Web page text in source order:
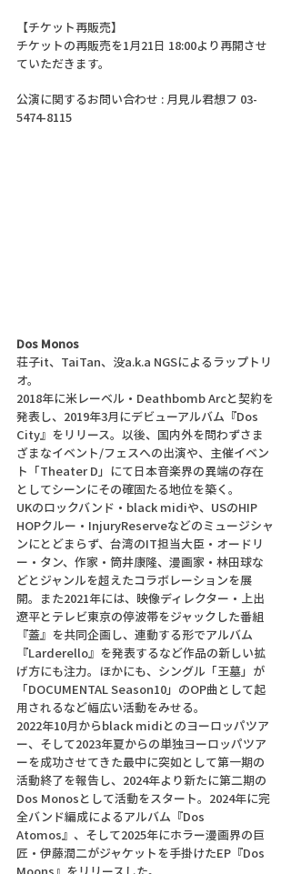
【チケット再販売】
チケットの再販売を1月21日 18:00より再開させ
ていただきます。
公演に関するお問い合わせ : 月見ル君想フ 03-
5474-8115
Dos Monos
荘子it、TaiTan、没a.k.a NGSによるラップトリ
オ。
2018年に米レーベル・Deathbomb Arcと契約を
発表し、2019年3月にデビューアルバム『Dos
City』をリリース。以後、国内外を問わずさま
ざまなイベント/フェスへの出演や、主催イベン
ト「Theater D」にて日本音楽界の異端の存在
としてシーンにその確固たる地位を築く。
UKのロックバンド・black midiや、USのHIP
HOPクルー・InjuryReserveなどのミュージシャ
ンにとどまらず、台湾のIT担当大臣・オードリ
ー・タン、作家・筒井康隆、漫画家・林田球な
どとジャンルを超えたコラボレーションを展
開。また2021年には、映像ディレクター・上出
遼平とテレビ東京の停波帯をジャックした番組
『蓋』を共同企画し、連動する形でアルバム
『Larderello』を発表するなど作品の新しい拡
げ方にも注力。ほかにも、シングル「王墓」が
「DOCUMENTAL Season10」のOP曲として起
用されるなど幅広い活動をみせる。
2022年10月からblack midiとのヨーロッパツア
ー、そして2023年夏からの単独ヨーロッパツア
ーを成功させてきた最中に突如として第一期の
活動終了を報告し、2024年より新たに第二期の
Dos Monosとして活動をスタート。2024年に完
全バンド編成によるアルバム『Dos
Atomos』、そして2025年にホラー漫画界の巨
匠・伊藤潤二がジャケットを手掛けたEP『Dos